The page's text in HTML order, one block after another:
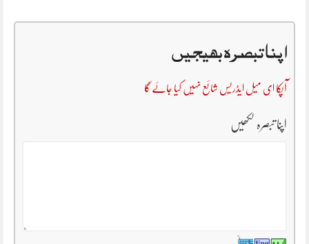
اپنا تبصرہ بھیجیں
آپکا ای میل ایڈریس شائع نہیں کیا جائے گا
اپنا تبصرہ لکھیں